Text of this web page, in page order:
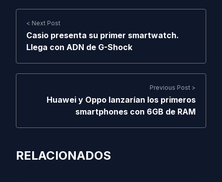
< Next Post
Casio presenta su primer smartwatch.
Llega con ADN de G-Shock
Previous Post >
Huawei y Oppo lanzarían los primeros
smartphones con 6GB de RAM
RELACIONADOS